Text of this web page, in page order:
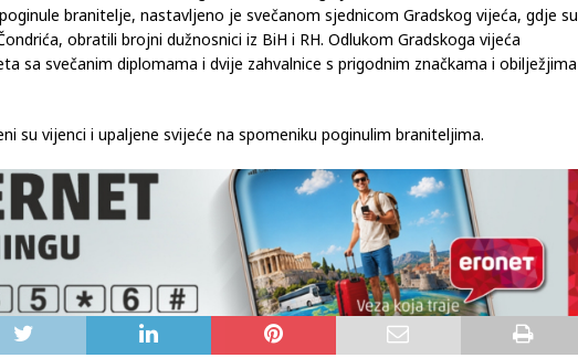
branitelje, nastavljeno je svečanom sjednicom Gradskog vijeća, gdje su
obratili brojni dužnosnici iz BiH i RH. Odlukom Gradskoga vijeća
sa svečanim diplomama i dvije zahvalnice s prigodnim značkama i obilježjima
su vijenci i upaljene svijeće na spomeniku poginulim braniteljima.